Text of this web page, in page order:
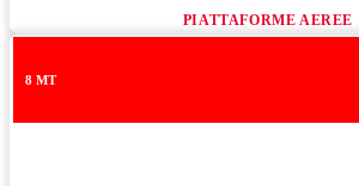
PIATTAFORME AEREE
8 MT